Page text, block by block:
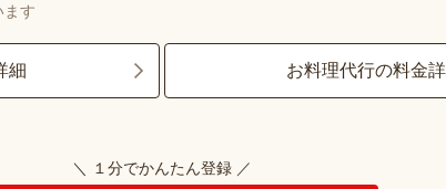
ます
細 お料理代行の料金
＼ １分でかんたん登録 ／